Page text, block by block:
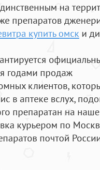
на
препаратов
купить омск и
годами продаж
клиентов,
в аптеке вслух,
препаратан на
курьером по
почтой